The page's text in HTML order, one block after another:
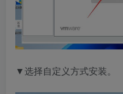
▼选择自定义方式安装。